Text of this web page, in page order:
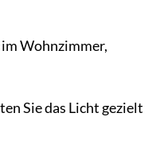
Wohnzimmer,
Sie das Licht gezielt